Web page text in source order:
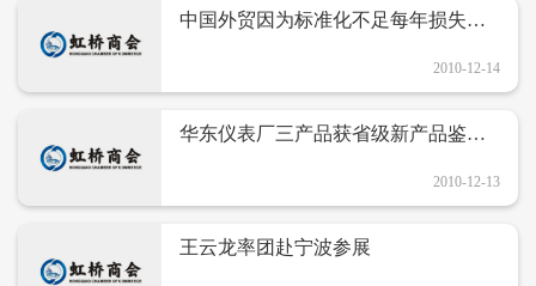
中国外贸因为标准化不足每年损失超
2010-12-14
华东仪表厂三产品获省级新产品鉴定
2010-12-13
王云龙率团赴宁波参展